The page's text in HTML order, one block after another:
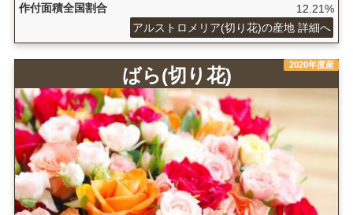
作付面積全国割合
12.21%
アルストロメリア(切り花)の産地 詳細へ
2020年度産
ばら(切り花)